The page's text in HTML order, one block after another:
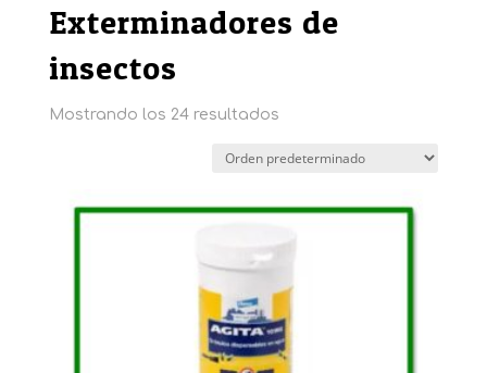
Exterminadores de
insectos
Mostrando los 24 resultados